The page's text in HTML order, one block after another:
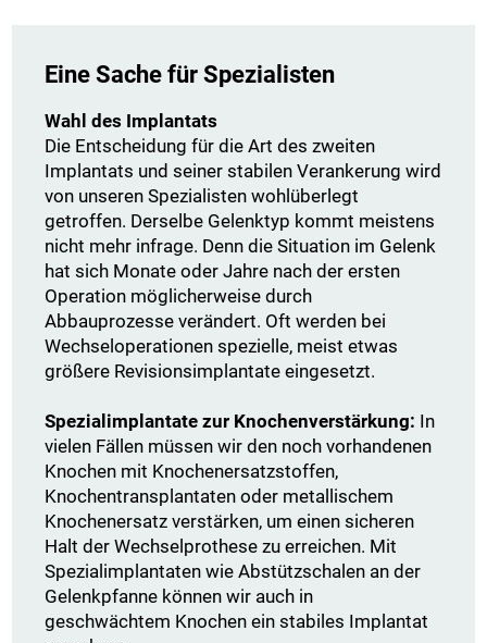
Eine Sache für Spezialisten
Wahl des Implantats
Die Entscheidung für die Art des zweiten
Implantats und seiner stabilen Verankerung wird
von unseren Spezialisten wohlüberlegt
getroffen. Derselbe Gelenktyp kommt meistens
nicht mehr infrage. Denn die Situation im Gelenk
hat sich Monate oder Jahre nach der ersten
Operation möglicherweise durch
Abbauprozesse verändert. Oft werden bei
Wechseloperationen spezielle, meist etwas
größere Revisionsimplantate eingesetzt.
Spezialimplantate zur Knochenverstärkung: In
vielen Fällen müssen wir den noch vorhandenen
Knochen mit Knochenersatzstoffen,
Knochentransplantaten oder metallischem
Knochenersatz verstärken, um einen sicheren
Halt der Wechselprothese zu erreichen. Mit
Spezialimplantaten wie Abstützschalen an der
Gelenkpfanne können wir auch in
geschwächtem Knochen ein stabiles Implantat